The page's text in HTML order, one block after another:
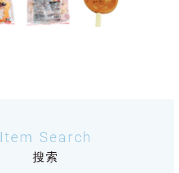
Item Search
搜索